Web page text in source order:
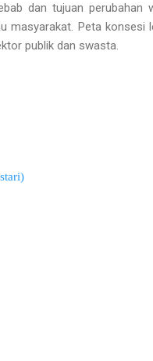
dan tujuan perubahan
masyarakat. Peta konsesi
publik dan swasta.